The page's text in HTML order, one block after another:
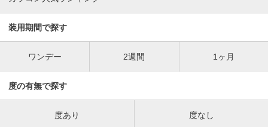
装用期間で探す
ワンデー 2週間 1ヶ月
度の有無で探す
度あり 度なし